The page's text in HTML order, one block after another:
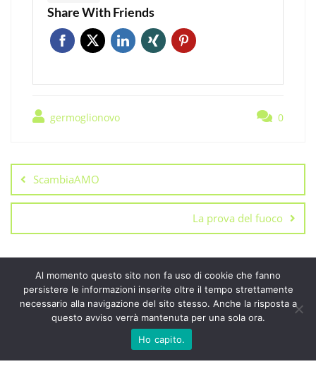
Share With Friends
germoglionovo 0
articoli
ScambiaAMO
La prova del fuoco
Chi siamo L’associazione
Sostienici
Sostienici da ora
Calendario Eventi
Contatti
Al momento questo sito non fa uso di cookie che fanno
persistere le informazioni inserite oltre il tempo strettamente
necessario alla navigazione del sito stesso. Anche la risposta a
questo avviso verrà mantenuta per una sola ora.
Ho capito.